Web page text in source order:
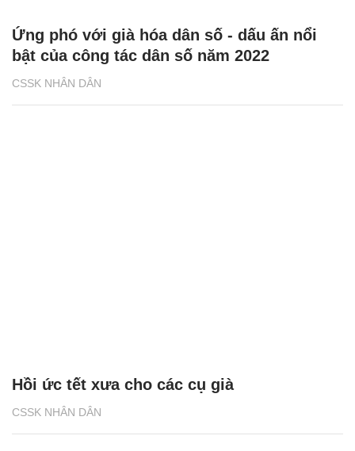
CSSK NHÂN DÂN
Ứng phó với già hóa dân số - dấu ấn nổi
bật của công tác dân số năm 2022
CSSK NHÂN DÂN
Hồi ức tết xưa cho các cụ già